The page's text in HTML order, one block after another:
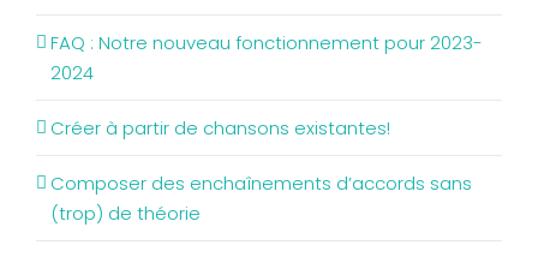
FAQ : Notre nouveau fonctionnement pour 2023-
2024
Créer à partir de chansons existantes!
Composer des enchaînements d’accords sans
(trop) de théorie